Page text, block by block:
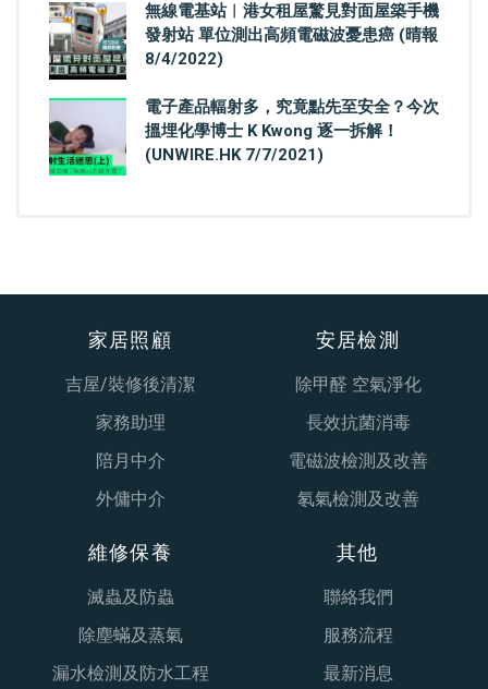
無線電基站︳港女租屋驚見對面屋築手機
發射站 單位測出高頻電磁波憂患癌 (晴報
8/4/2022)
電子產品輻射多，究竟點先至安全？今次
搵埋化學博士 K Kwong 逐一拆解！
(UNWIRE.HK 7/7/2021)
家居照顧
吉屋/裝修後清潔
家務助理
陪月中介
外傭中介
安居檢測
除甲醛 空氣淨化
長效抗菌消毒
電磁波檢測及改善
氡氣檢測及改善
維修保養
滅蟲及防蟲
除塵蟎及蒸氣
漏水檢測及防水工程
其他
聯絡我們
服務流程
最新消息